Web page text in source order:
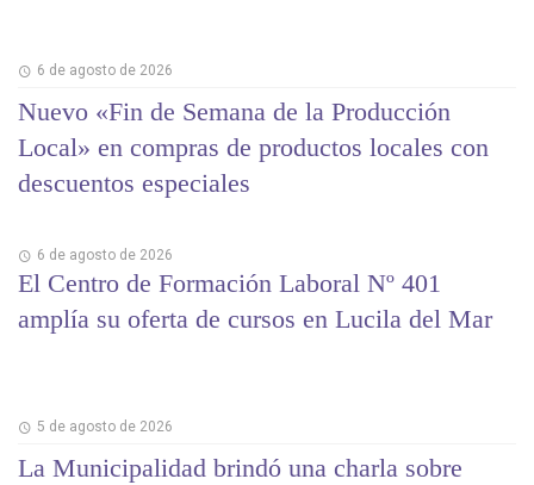
6 de agosto de 2026
Nuevo «Fin de Semana de la Producción
Local» en compras de productos locales con
descuentos especiales
6 de agosto de 2026
El Centro de Formación Laboral Nº 401
amplía su oferta de cursos en Lucila del Mar
5 de agosto de 2026
La Municipalidad brindó una charla sobre